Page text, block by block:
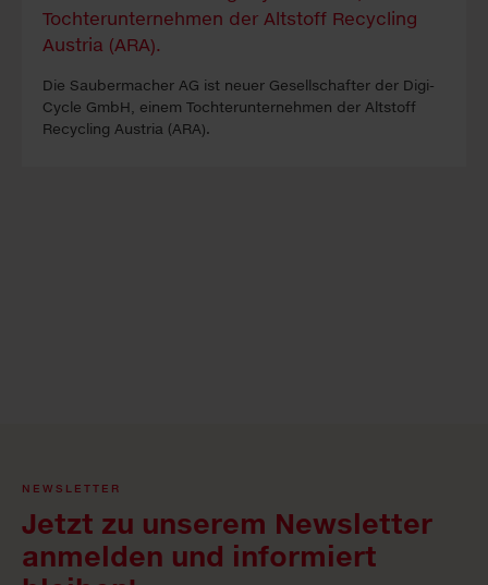
Die Saubermacher AG ist neuer Gesellschafter der Digi-
Cycle GmbH, einem Tochter­unternehmen der Altstoff
Recycling Austria (ARA).
NEWSLETTER
Jetzt zu unserem Newsletter
anmelden und informiert